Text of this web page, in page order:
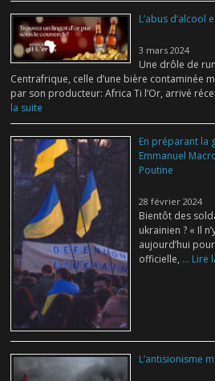
L’abus
3 mars 2024
Une drôle de
Centrafrique, celle d’une bière contaminée
par son producteur: Africa Ti l’Or, arrivé
la suite
En préparant la
Emmanuel
Poutine
28 février 2024
Bientôt des
ukrainien ? « Il
aujourd’hui
officielle, ... Lire
L’antisionisme